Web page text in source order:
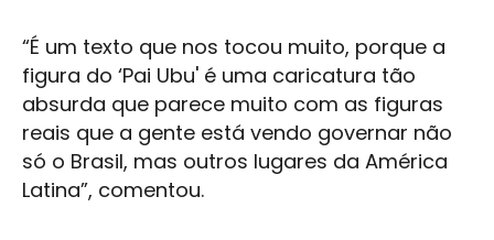
“É um texto que nos tocou muito, porque a
figura do ‘Pai Ubu' é uma caricatura tão
absurda que parece muito com as figuras
reais que a gente está vendo governar não
só o Brasil, mas outros lugares da América
Latina”, comentou.